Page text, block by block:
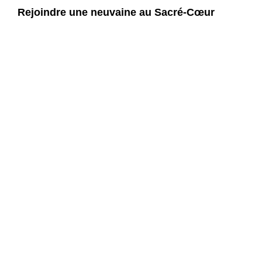
Rejoindre une neuvaine au Sacré-Cœur